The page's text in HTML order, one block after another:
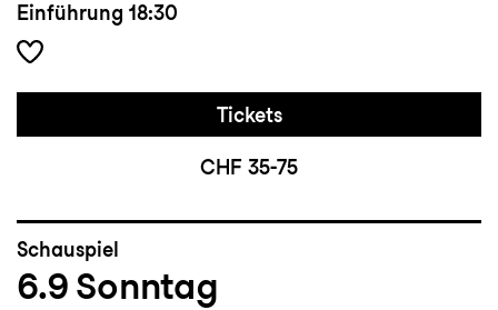
Einführung 18:30
Tickets
CHF 35-75
Schauspiel
6.9 Sonntag